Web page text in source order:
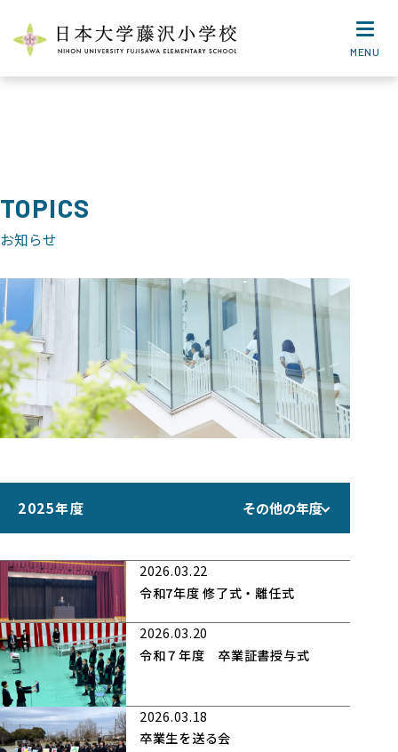
MENU
TOPICS
お知らせ
2025年度 その他の年度
2026.03.22
令和7年度 修了式・離任式
2026.03.20
令和７年度 卒業証書授与式
2026.03.18
卒業生を送る会